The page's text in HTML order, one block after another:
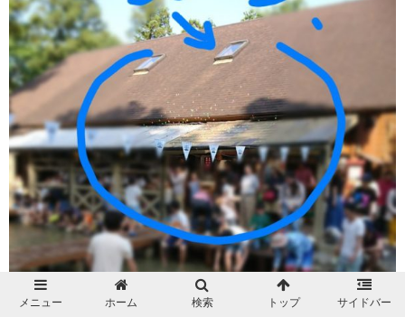
メニュー ホーム 検索 トップ サイドバー